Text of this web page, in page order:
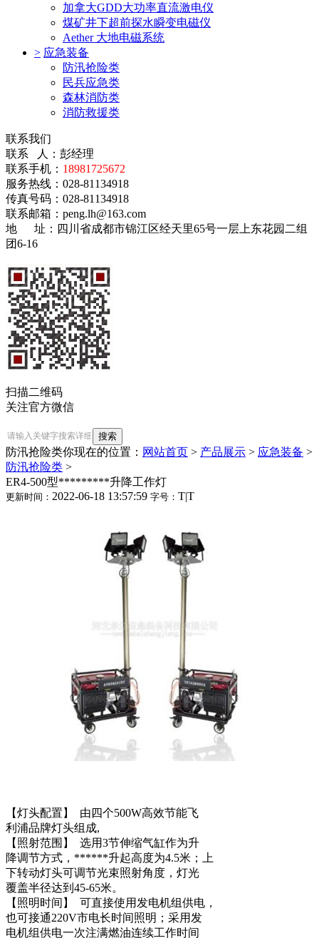
加拿大GDD大功率直流激电仪
煤矿井下超前探水瞬变电磁仪
Aether 大地电磁系统
> 应急装备
防汛抢险类
民兵应急类
森林消防类
消防救援类
联系我们
联系 人：彭经理
联系手机： 18981725672
服务热线：028-81134918
传真号码：028-81134918
联系邮箱： peng.lh@163.com
地 址： 四川省成都市锦江区经天里65号一层上东花园二组
团6-16
扫描二维码
关注官方微信
防汛抢险类你现在的位置： 网站首页 > 产品展示 > 应急装备 >
防汛抢险类 >
ER4-500型*********升降工作灯
更新时间： 2022-06-18 13:57:59 字号： T|T
【灯头配置】 由四个500W高效节能飞
利浦品牌灯头组成,
【照射范围】 选用3节伸缩气缸作为升
降调节方式，******升起高度为4.5米；上
下转动灯头可调节光束照射角度，灯光
覆盖半径达到45-65米。
【照明时间】 可直接使用发电机组供电，
也可接通220V市电长时间照明；采用发
电机组供电一次注满燃油连续工作时间